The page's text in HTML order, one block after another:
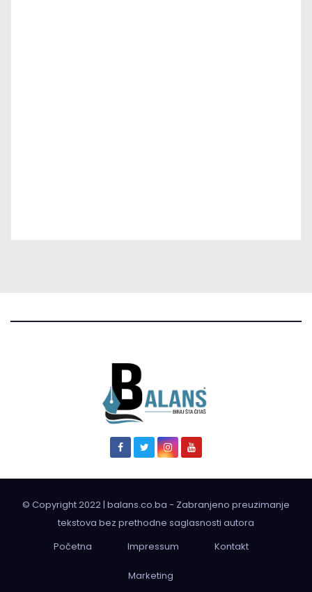
© Copyright 2022 | balans.co.ba - Zabranjeno preuzimanje
tekstova bez prethodne saglasnosti autora
Početna
Impressum Kontakt
Marketing